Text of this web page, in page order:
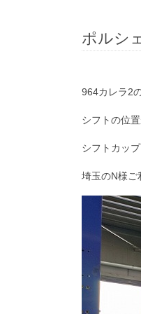
ポルシ
964カレラ2
シフトの位
シフトカッ
埼玉のN様ご